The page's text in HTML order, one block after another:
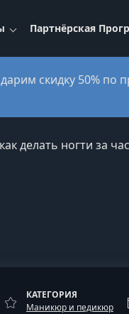
Партнёрская
скидку 50% по
делать ногти за час
КАТЕГОРИЯ
Маникюр и педикюр